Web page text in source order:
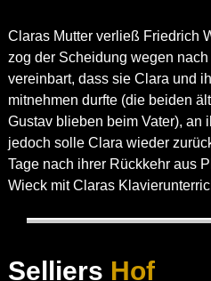
Claras Mutter verließ Friedrich
zog der Scheidung wegen
vereinbart, dass sie Clara und
mitnehmen durfte (die beiden
Gustav blieben beim Vater), an
jedoch solle Clara wieder
Tage nach ihrer Rückkehr aus
Wieck mit Claras
Selliers Hof